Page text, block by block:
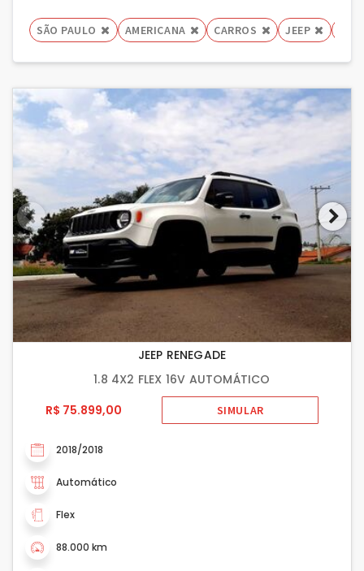
SÃO PAULO AMERICANA CARROS JEEP
JEEP RENEGADE
1.8 4X2 FLEX 16V AUTOMÁTICO
R$ 75.899,00
SIMULAR
2018/2018
Automático
Flex
88.000 km